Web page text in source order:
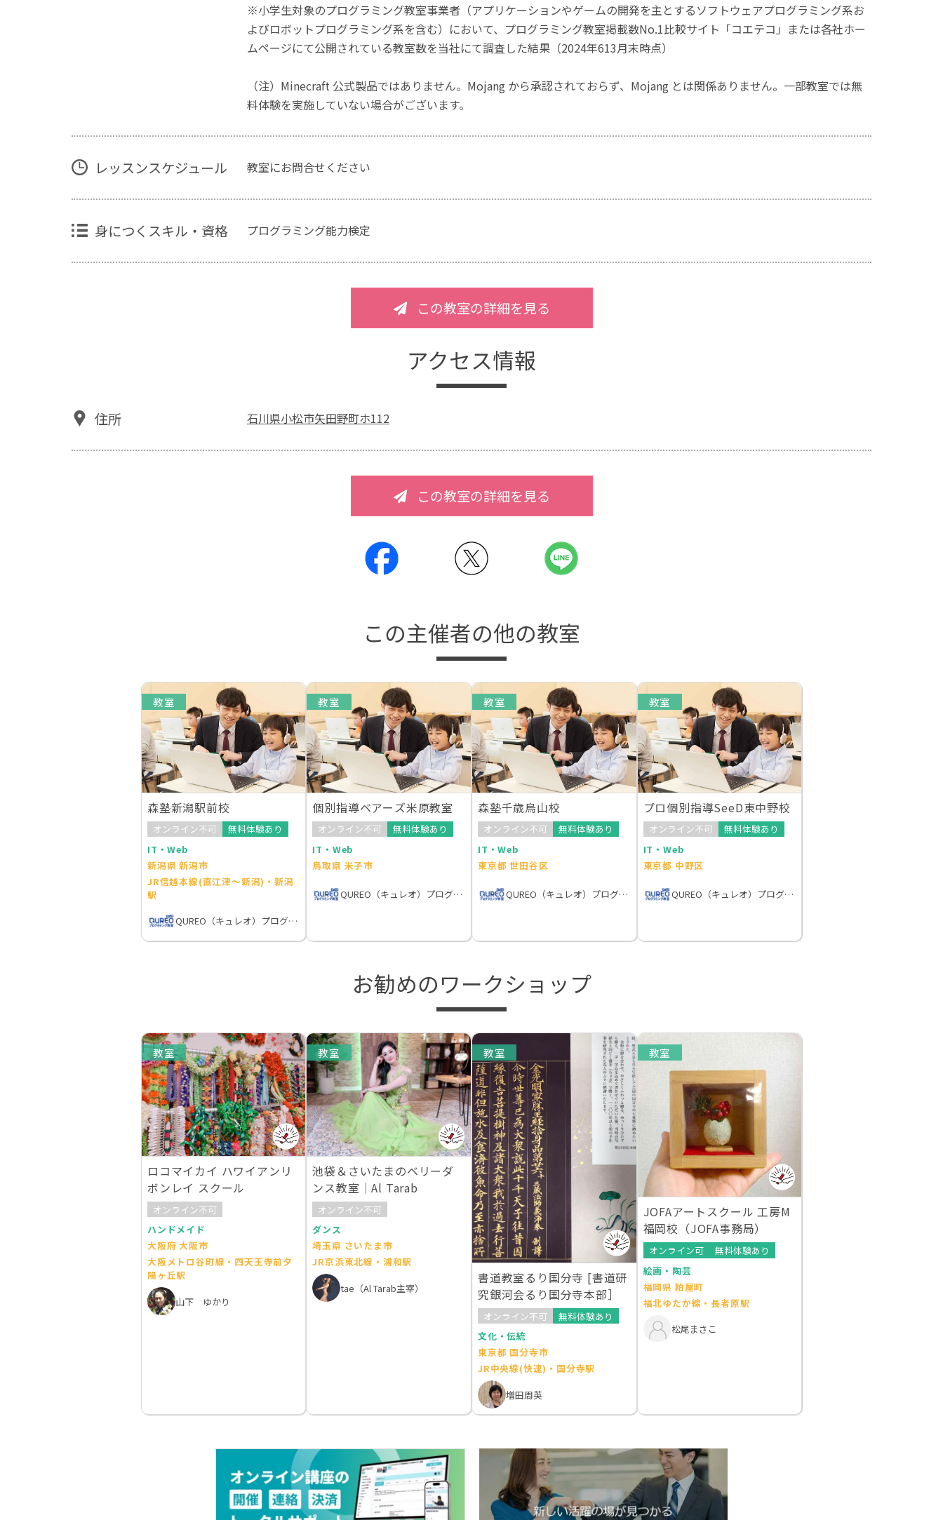
※小学生対象のプログラミング教室事業者（アプリケーションやゲームの開発を主とするソフトウェアプログラミング系お
よびロボットプログラミング系を含む）において、プログラミング教室掲載数No.1比較サイト「コエテコ」または各社ホー
ムページにて公開されている教室数を当社にて調査した結果（2024年613月末時点）
（注）Minecraft 公式製品ではありません。Mojang から承認されておらず、Mojang とは関係ありません。一部教室では無
料体験を実施していない場合がございます。
レッスンスケジュール 教室にお問合せください
身につくスキル・資格 プログラミング能力検定
この教室の詳細を見る
アクセス情報
住所 石川県小松市矢田野町ホ112
この教室の詳細を見る
この主催者の他の教室
教室
森塾新潟駅前校
オンライン不可
無料体験あり
IT・Web
新潟県 新潟市
JR信越本線(直江津～新潟)・新潟
駅
QUREO（キュレオ）プログラミング教室
教室
個別指導ベアーズ米原教室
オンライン不可
無料体験あり
IT・Web
鳥取県 米子市
QUREO（キュレオ）プログラミング教室
教室
森塾千歳烏山校
オンライン不可
無料体験あり
IT・Web
東京都 世田谷区
QUREO（キュレオ）プログラミング教室
教室
プロ個別指導SeeD東中野校
オンライン不可
無料体験あり
IT・Web
東京都 中野区
QUREO（キュレオ）プログラミング教室
お勧めのワークショップ
教室
ロコマイカイ ハワイアンリ
ボンレイ スクール
オンライン不可
ハンドメイド
大阪府 大阪市
大阪メトロ谷町線・四天王寺前夕
陽ヶ丘駅
山下 ゆかり
教室
池袋＆さいたまのベリーダ
ンス教室｜Al Tarab
オンライン不可
ダンス
埼玉県 さいたま市
JR京浜東北線・浦和駅
tae（Al Tarab主宰）
教室
書道教室るり国分寺 [書道研
究銀河会るり国分寺本部］
オンライン不可
無料体験あり
文化・伝統
東京都 国分寺市
JR中央線(快速)・国分寺駅
増田周英
教室
JOFAアートスクール 工房M
福岡校（JOFA事務局）
オンライン可
無料体験あり
絵画・陶芸
福岡県 粕屋町
福北ゆたか線・長者原駅
松尾まさこ